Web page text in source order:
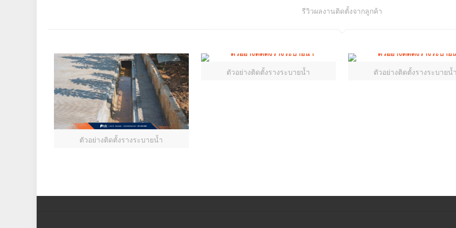
รีวิวผลงานติดตั้งจากลูกค้า
ตัวอย่างติดตั้งรางระบายน้ำ
ตัวอย่างติดตั้งรางระบายน้ำ ตัวอย่างติดตั้งรางระบายน้